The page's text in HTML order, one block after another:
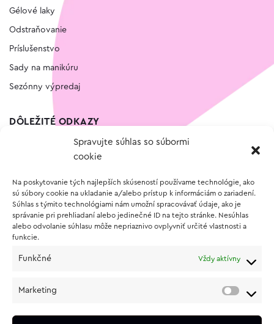
Spravujte súhlas so súbormi
cookie
Na poskytovanie tých najlepších skúseností používame technológie, ako
sú súbory cookie na ukladanie a/alebo prístup k informáciám o zariadení.
Súhlas s týmito technológiami nám umožní spracovávať údaje, ako je
správanie pri prehliadaní alebo jedinečné ID na tejto stránke. Nesúhlas
alebo odvolanie súhlasu môže nepriaznivo ovplyvniť určité vlastnosti a
funkcie.
Funkčné Vždy aktívny
Marketing
Gélové laky
Odstraňovanie
Príslušenstvo
Sady na manikúru
Sezónny výpredaj
DÔLEŽITÉ ODKAZY
Vernostný program
O NÁKUPE
Vrátenie a reklamácia tovaru